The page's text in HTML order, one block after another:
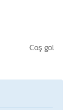
Coş gol